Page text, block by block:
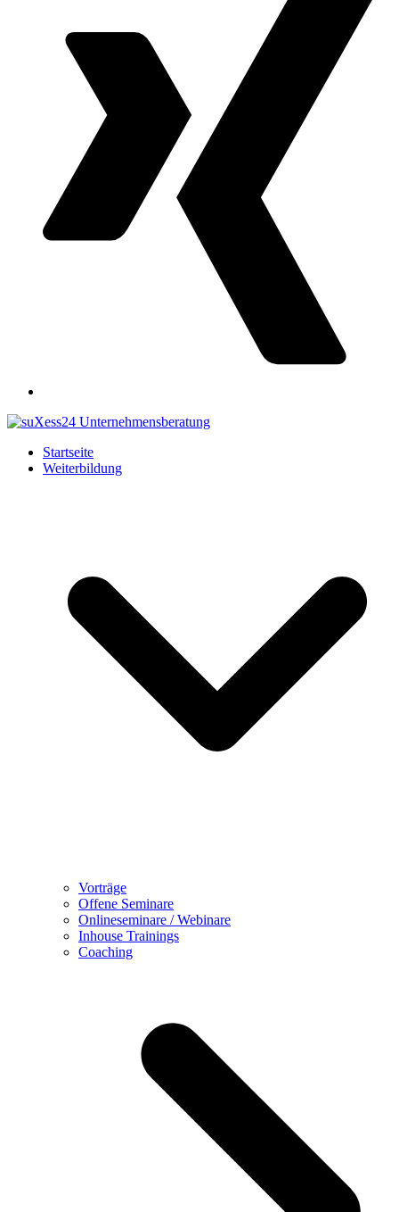
Startseite
Weiterbildung
Vorträge
Offene Seminare
Onlineseminare / Webinare
Inhouse Trainings
Coaching